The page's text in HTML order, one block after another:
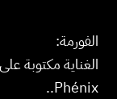
الفورمة:
Phénix..